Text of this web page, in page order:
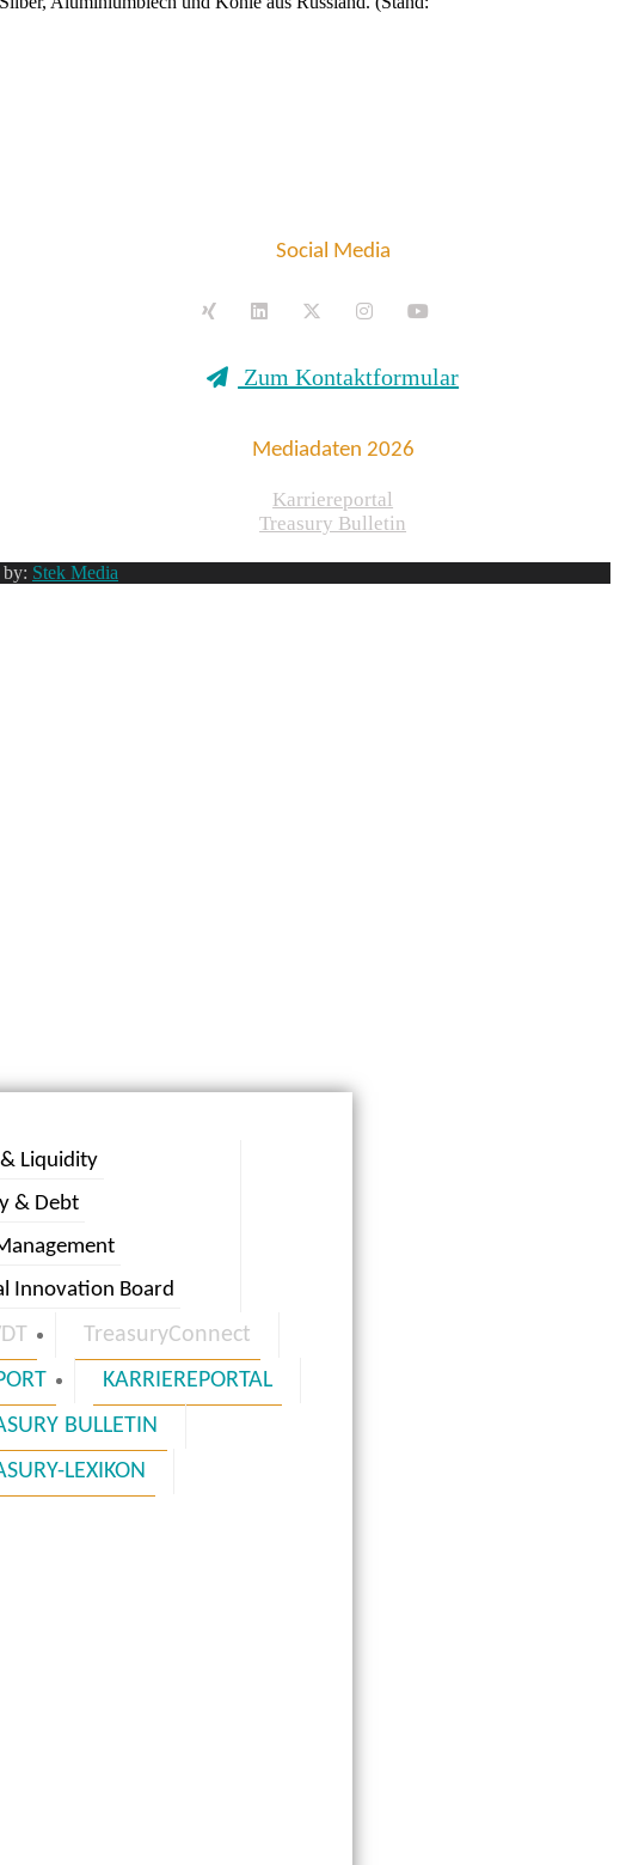
Social Media
Zum Kontaktformular
Mediadaten 2026
Karriereportal
Treasury Bulletin
Stek Media
& Liquidity
& Debt
Innovation Board
TreasuryConnect
KARRIEREPORTAL
BULLETIN
LEXIKON